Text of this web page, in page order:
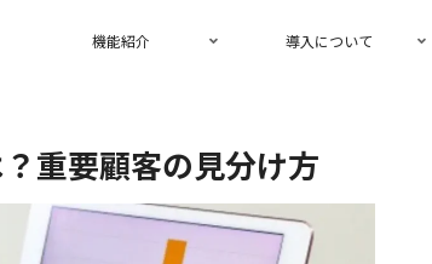
機能紹介 導入について
重要顧客の見分け方